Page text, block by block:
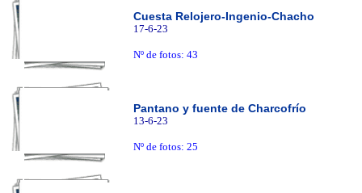
Cuesta Relojero-Ingenio-Chacho
17-6-23
Nº de fotos: 43
Pantano y fuente de Charcofrío
13-6-23
Nº de fotos: 25